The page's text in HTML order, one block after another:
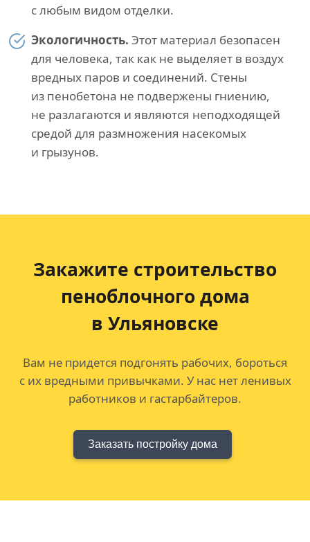
с любым видом отделки.
Экологичность. Этот материал безопасен
для человека, так как не выделяет в воздух
вредных паров и соединений. Стены
из пенобетона не подвержены гниению,
не разлагаются и являются неподходящей
средой для размножения насекомых
и грызунов.
Закажите строительство
пеноблочного дома
в Ульяновске
Вам не придется подгонять рабочих, бороться
с их вредными привычками. У нас нет ленивых
работников и гастарбайтеров.
Заказать постройку дома